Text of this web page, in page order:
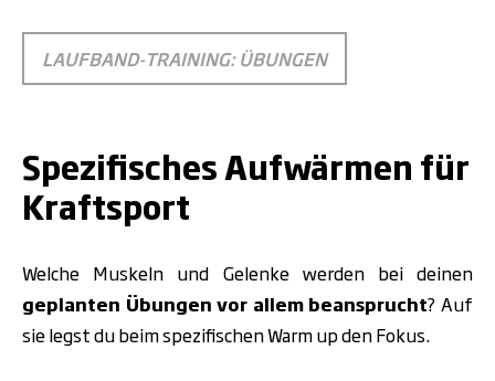
LAUFBAND-TRAINING: ÜBUNGEN
Spezifisches Aufwärmen für
Kraftsport
Welche Muskeln und Gelenke werden bei deinen
geplanten Übungen vor allem beansprucht? Auf
sie legst du beim spezifischen Warm up den Fokus.